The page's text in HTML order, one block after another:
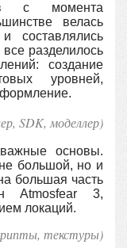
с момента
велась
составлялись
разделилось
создание
уровней,
SDK, моделлер)
основы.
большой, но и
большая часть
Atmosfear 3,
локаций.
текстуры)